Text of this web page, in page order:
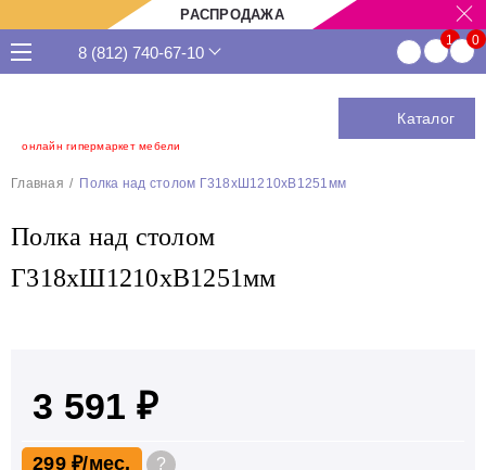
РАСПРОДАЖА
онлайн гипермаркет мебели
8 (812) 740-67-10
Каталог
Главная Полка над столом Г318хШ1210хВ1251мм
Полка над столом
Г318хШ1210хВ1251мм
3 591 ₽
299 ₽ ?